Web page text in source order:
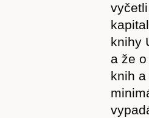
Hostcast
knihy
a že
knih